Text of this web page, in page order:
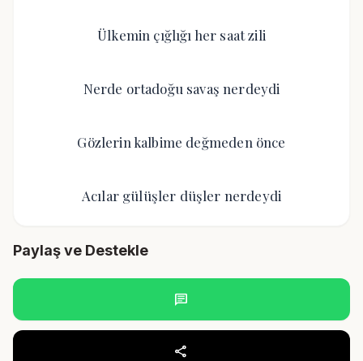
Ülkemin çığlığı her saat zili
Nerde ortadoğu savaş nerdeydi
Gözlerin kalbime değmeden önce
Acılar gülüşler düşler nerdeydi
Paylaş ve Destekle
chat
share